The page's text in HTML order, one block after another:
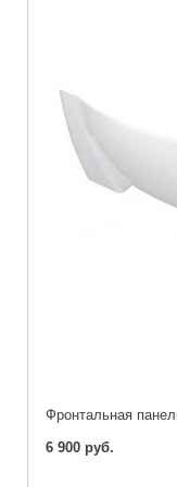
Фронтальная
6 900 руб.